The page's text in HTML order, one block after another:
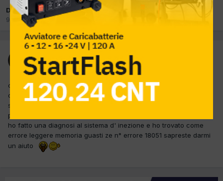
Da Ospite lunardo
9 Luglio 2015in
Ospite lunardo
Inviato9 Luglio 2015
ciao mi anno fatto avere un touran disel in officina il cliente mi
dice che in autostrada con il cambio della marcia l'auto si
spegne, continuando a tenere la frizione premuta si accosta e
prova a mettere in moto con difficolta dopo dei tentativi riparte .
ho fatto una diagnosi al sistema d' inezione e ho trovato come
errore leggere memoria guasti ze n° errore 18051 sapreste darmi
un aiuto